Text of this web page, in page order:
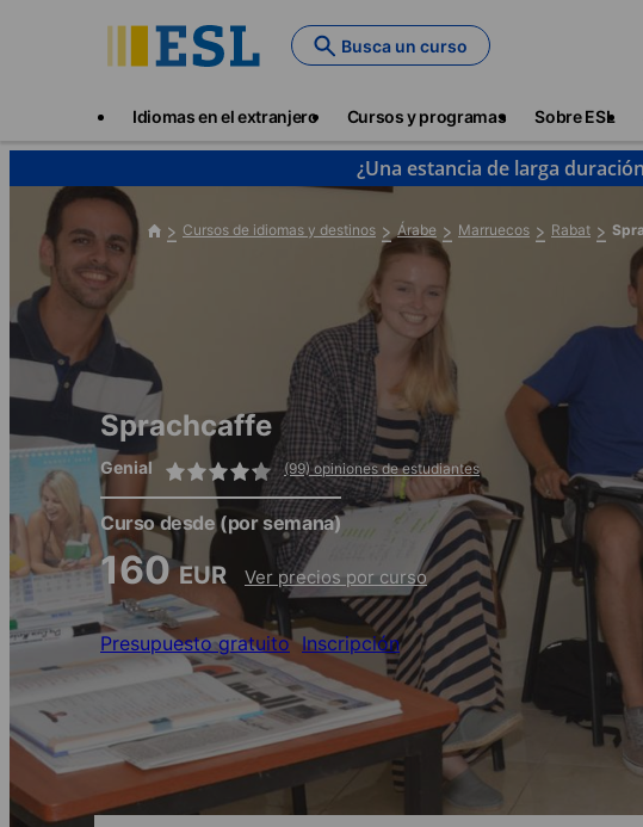
Busca un curso
Idiomas en el extranjero Cursos y programas Sobre ESL
¿Una estancia de larga
Cursos de idiomas y destinos Árabe Marruecos Rabat
Sprachcaffe
Genial (99) opiniones de estudiantes
Curso desde(por semana)
160EUR Ver precios por curso
Presupuesto gratuito Inscripción